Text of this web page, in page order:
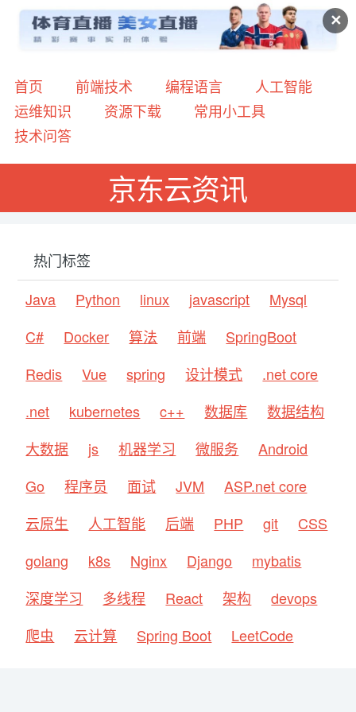
✕
首页 前端技术 编程语言
人工智能
运维知识
资源下载
常用小工具
技术问答
京东云资讯
热门标签
Java
Python linux javascript
Mysql
C#
Docker 算法 前端
SpringBoot
Redis
Vue spring 设计模式
.net core
.net
kubernetes c++ 数据库
数据结构
大数据
js 机器学习 微服务
Android
Go
程序员 面试 JVM
ASP.net core
云原生
人工智能 后端 PHP git
CSS
golang
k8s Nginx Django
mybatis
深度学习
多线程 React 架构
devops
爬虫
云计算 Spring Boot LeetCode